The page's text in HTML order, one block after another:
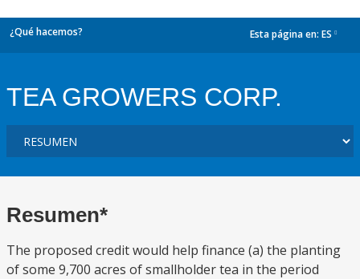
¿Qué hacemos? Esta página en: ES
TEA GROWERS CORP.
Resumen*
The proposed credit would help finance (a) the planting
of some 9,700 acres of smallholder tea in the period